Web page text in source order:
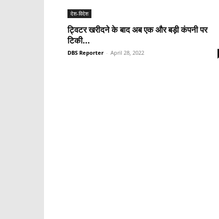
देश-विदेश
ट्विटर खरीदने के बाद अब एक और बड़ी कंपनी पर
टिकी...
DBS Reporter - April 28, 2022